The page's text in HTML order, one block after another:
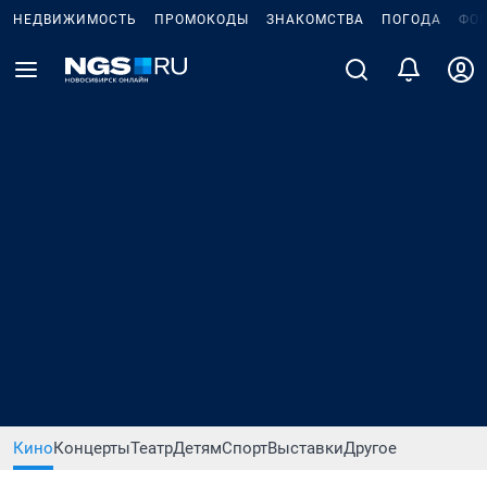
НЕДВИЖИМОСТЬ ПРОМОКОДЫ ЗНАКОМСТВА ПОГОДА
КиноКонцертыТеатрДетямСпортВыставкиДругое